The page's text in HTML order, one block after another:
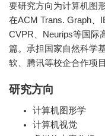
要研究方向为计算机图
在ACM Trans. Graph、
CVPR、Neurips等国际
篇。承担国家自然科学
软、腾讯等校企合作项目
研究方向
计算机图形学
计算机视觉